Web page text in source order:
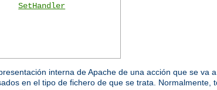
SetHandler
interna de Apache de una acción que se
en el tipo de fichero de que se trata.